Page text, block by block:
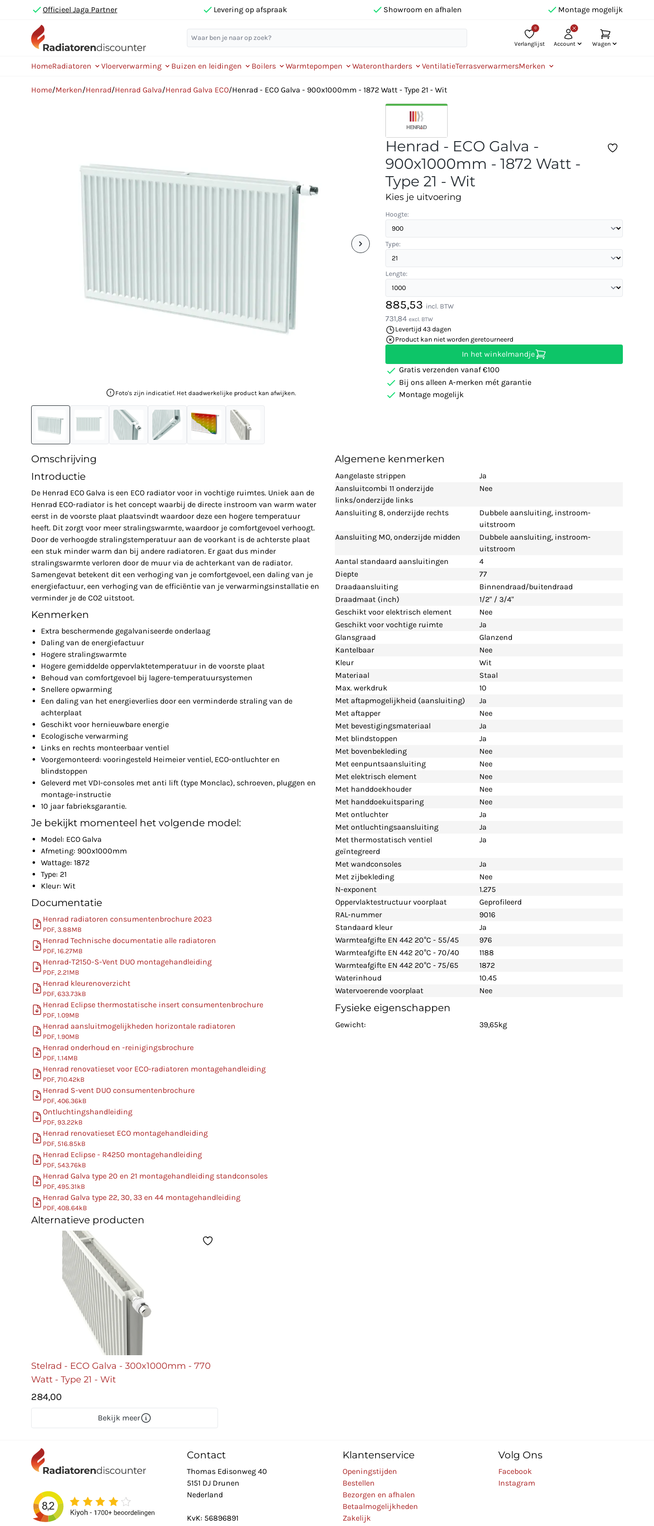
Officieel Jaga Partner Levering op afspraak Showroom en afhalen Montage mogelijk
0
Verlanglijst Account Wagen
HomeRadiatoren Vloerverwarming Buizen en leidingen Boilers Warmtepompen Waterontharders VentilatieTerrasverwarmersMerken
Home/Merken/Henrad/Henrad Galva/Henrad Galva ECO/Henrad - ECO Galva - 900x1000mm - 1872 Watt - Type 21 - Wit
Foto's zijn indicatief. Het daadwerkelijke product kan afwijken.
Henrad - ECO Galva -
900x1000mm - 1872 Watt -
Type 21 - Wit
Kies je uitvoering
Hoogte:
Type:
Lengte:
885,53 incl. BTW
731,84 excl. BTW
Levertijd 43 dagen
Product kan niet worden geretourneerd
In het winkelmandje
Gratis verzenden vanaf €100
Bij ons alleen A-merken mét garantie
Montage mogelijk
Omschrijving
Introductie
De Henrad ECO Galva is een ECO radiator voor in vochtige ruimtes. Uniek aan de
Henrad ECO-radiator is het concept waarbij de directe instroom van warm water
eerst in de voorste plaat plaatsvindt waardoor deze een hogere temperatuur
heeft. Dit zorgt voor meer stralingswarmte, waardoor je comfortgevoel verhoogt.
Door de verhoogde stralingstemperatuur aan de voorkant is de achterste plaat
een stuk minder warm dan bij andere radiatoren. Er gaat dus minder
stralingswarmte verloren door de muur via de achterkant van de radiator.
Samengevat betekent dit een verhoging van je comfortgevoel, een daling van je
energiefactuur, een verhoging van de efficiëntie van je verwarmingsinstallatie en
verminder je de CO2 uitstoot.
Kenmerken
Extra beschermende gegalvaniseerde onderlaag
Daling van de energiefactuur
Hogere stralingswarmte
Hogere gemiddelde oppervlaktetemperatuur in de voorste plaat
Behoud van comfortgevoel bij lagere-temperatuursystemen
Snellere opwarming
Een daling van het energieverlies door een verminderde straling van de
achterplaat
Geschikt voor hernieuwbare energie
Ecologische verwarming
Links en rechts monteerbaar ventiel
Voorgemonteerd: vooringesteld Heimeier ventiel, ECO-ontluchter en
blindstoppen
Geleverd met VDI-consoles met anti lift (type Monclac), schroeven, pluggen en
montage-instructie
10 jaar fabrieksgarantie.
Je bekijkt momenteel het volgende model:
Model: ECO Galva
Afmeting: 900x1000mm
Wattage: 1872
Type: 21
Kleur: Wit
Documentatie
Henrad radiatoren consumentenbrochure 2023
PDF, 3.88MB
Henrad Technische documentatie alle radiatoren
PDF, 16.27MB
Henrad-T2150-S-Vent DUO montagehandleiding
PDF, 2.21MB
Henrad kleurenoverzicht
PDF, 633.73kB
Henrad Eclipse thermostatische insert consumentenbrochure
PDF, 1.09MB
Henrad aansluitmogelijkheden horizontale radiatoren
PDF, 1.90MB
Henrad onderhoud en -reinigingsbrochure
PDF, 1.14MB
Henrad renovatieset voor ECO-radiatoren montagehandleiding
PDF, 710.42kB
Henrad S-vent DUO consumentenbrochure
PDF, 406.36kB
Ontluchtingshandleiding
PDF, 93.22kB
Henrad renovatieset ECO montagehandleiding
PDF, 516.85kB
Henrad Eclipse - R4250 montagehandleiding
PDF, 543.76kB
Henrad Galva type 20 en 21 montagehandleiding standconsoles
PDF, 495.31kB
Henrad Galva type 22, 30, 33 en 44 montagehandleiding
PDF, 408.64kB
Algemene kenmerken
Aangelaste strippen
Ja
Aansluitcombi 11 onderzijde
links/onderzijde links
Nee
Aansluiting 8, onderzijde rechts
Dubbele aansluiting, instroom-
uitstroom
Aansluiting MO, onderzijde midden
Dubbele aansluiting, instroom-
uitstroom
Aantal standaard aansluitingen
4
Diepte
77
Draadaansluiting
Binnendraad/buitendraad
Draadmaat (inch)
1/2" / 3/4"
Geschikt voor elektrisch element
Nee
Geschikt voor vochtige ruimte
Ja
Glansgraad
Glanzend
Kantelbaar
Nee
Kleur
Wit
Materiaal
Staal
Max. werkdruk
10
Met aftapmogelijkheid (aansluiting)
Ja
Met aftapper
Nee
Met bevestigingsmateriaal
Ja
Met blindstoppen
Ja
Met bovenbekleding
Nee
Met eenpuntsaansluiting
Nee
Met elektrisch element
Nee
Met handdoekhouder
Nee
Met handdoekuitsparing
Nee
Met ontluchter
Ja
Met ontluchtingsaansluiting
Ja
Met thermostatisch ventiel
geïntegreerd
Ja
Met wandconsoles
Ja
Met zijbekleding
Nee
N-exponent
1.275
Oppervlaktestructuur voorplaat
Geprofileerd
RAL-nummer
9016
Standaard kleur
Ja
Warmteafgifte EN 442 20°C - 55/45
976
Warmteafgifte EN 442 20°C - 70/40
1188
Warmteafgifte EN 442 20°C - 75/65
1872
Waterinhoud
10.45
Watervoerende voorplaat
Nee
Fysieke eigenschappen
Gewicht: 39,65kg
Alternatieve producten
Stelrad - ECO Galva - 300x1000mm - 770
Watt - Type 21 - Wit
284,00
Bekijk meer
Contact
Thomas Edisonweg 40
5151 DJ Drunen
Nederland
KvK: 56896891
Klantenservice
Openingstijden
Bestellen
Bezorgen en afhalen
Betaalmogelijkheden
Zakelijk
Volg Ons
Facebook
Instagram